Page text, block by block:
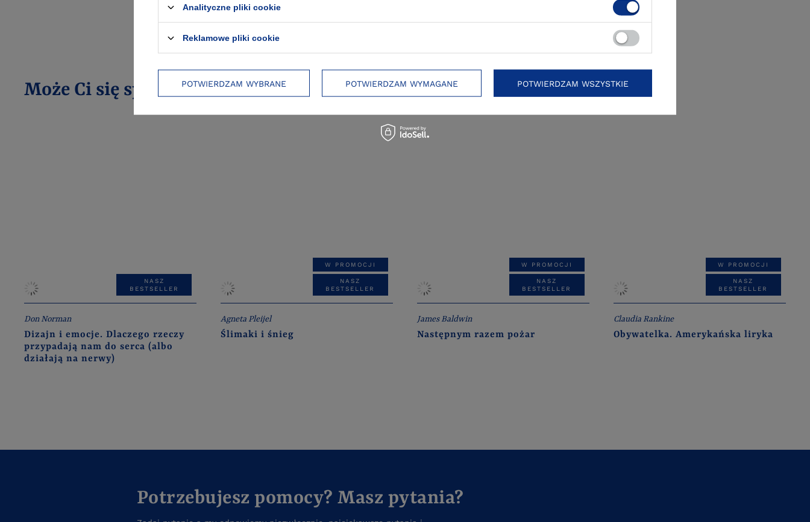
Może Ci się spodobać
NASZ
BESTSELLER
Don Norman
Dizajn i emocje. Dlaczego rzeczy
przypadają nam do serca (albo
działają na nerwy)
W PROMOCJI
NASZ
BESTSELLER
Agneta Pleijel
Ślimaki i śnieg
W PROMOCJI
NASZ
BESTSELLER
James Baldwin
Następnym razem pożar
W PROMOCJI
NASZ
BESTSELLER
Claudia Rankine
Obywatelka. Amerykańska liryka
Potrzebujesz pomocy? Masz pytania?
Analityczne pliki cookie
Reklamowe pliki cookie
POTWIERDZAM WYBRANE POTWIERDZAM WYMAGANE POTWIERDZAM WSZYSTKIE